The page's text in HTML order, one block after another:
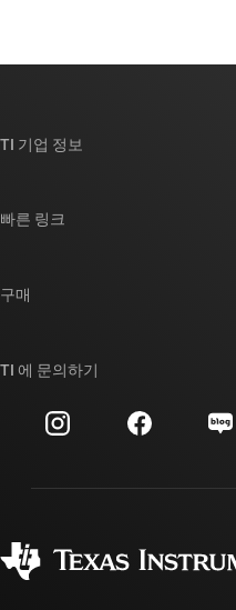
TI 기업 정보
투자 관계
제조
빠른 링크
대체품 검색
고객 지원 센터
myTI 계정 FAQ
구매
주문 FAQ
TI 에 문의하기